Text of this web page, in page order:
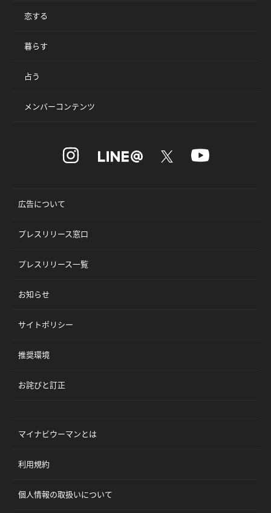
恋する
暮らす
占う
メンバーコンテンツ
広告について
プレスリリース窓口
プレスリリース一覧
お知らせ
サイトポリシー
推奨環境
お詫びと訂正
マイナビウーマンとは
利用規約
個人情報の取扱いについて